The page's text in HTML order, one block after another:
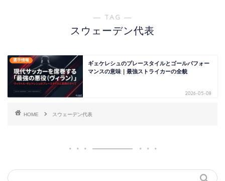
― TAG ―
スウェーデン代表
選手情報
ギェケレシュのプレースタイルとゴールパフォー
マンスの意味｜最強ストライカーの全貌
2026-05-08
HOME スウェーデン代表